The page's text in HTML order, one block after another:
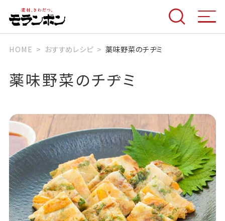
HOME おすすめレシピ 薬味野菜のチヂミ
薬味野菜のチヂミ